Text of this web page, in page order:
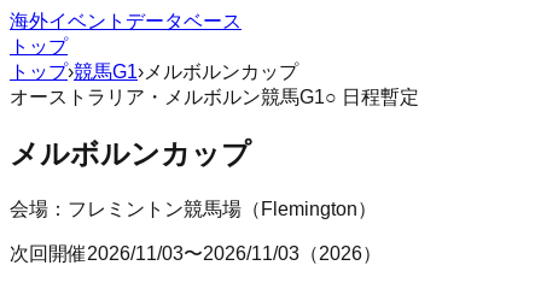
海外イベントデータベース
トップ
トップ›競馬G1› メルボルンカップ
オーストラリア ・ メルボルン競馬G1○ 日程暫定
メルボルンカップ
会場： フレミントン競馬場 （ Flemington）
次回開催2026/11/03〜2026/11/03 （2026）